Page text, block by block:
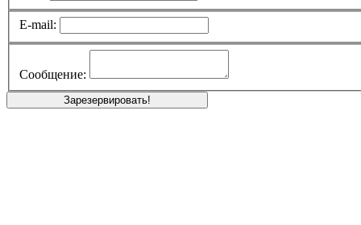
E-mail:
Сообщение: